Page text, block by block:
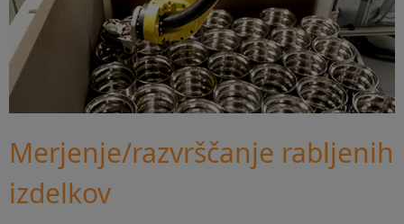
Merjenje/razvrščanje rabljenih
izdelkov